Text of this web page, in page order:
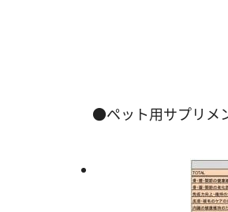
●ペット用サプリメ